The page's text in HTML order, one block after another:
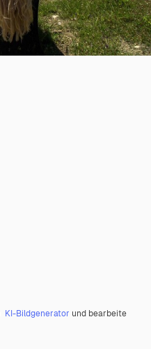
KI-Bildgenerator und bearbeite